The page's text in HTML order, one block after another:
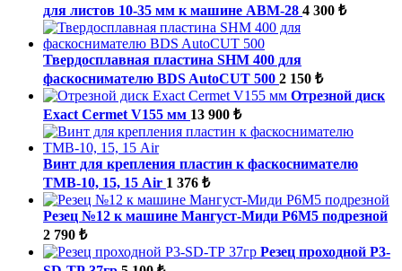
для листов 10-35 мм к машине ABM-28 4 300 ₺
Твердосплавная пластина SHM 400 для
фаскоснимателю BDS AutoCUT 500 2 150 ₺
Отрезной диск
Exact Cermet V155 мм 13 900 ₺
Винт для крепления пластин к фаскоснимателю
ТМВ-10, 15, 15 Air 1 376 ₺
Резец №12 к машине Мангуст-Миди Р6М5 подрезной
2 790 ₺
Резец проходной P3-